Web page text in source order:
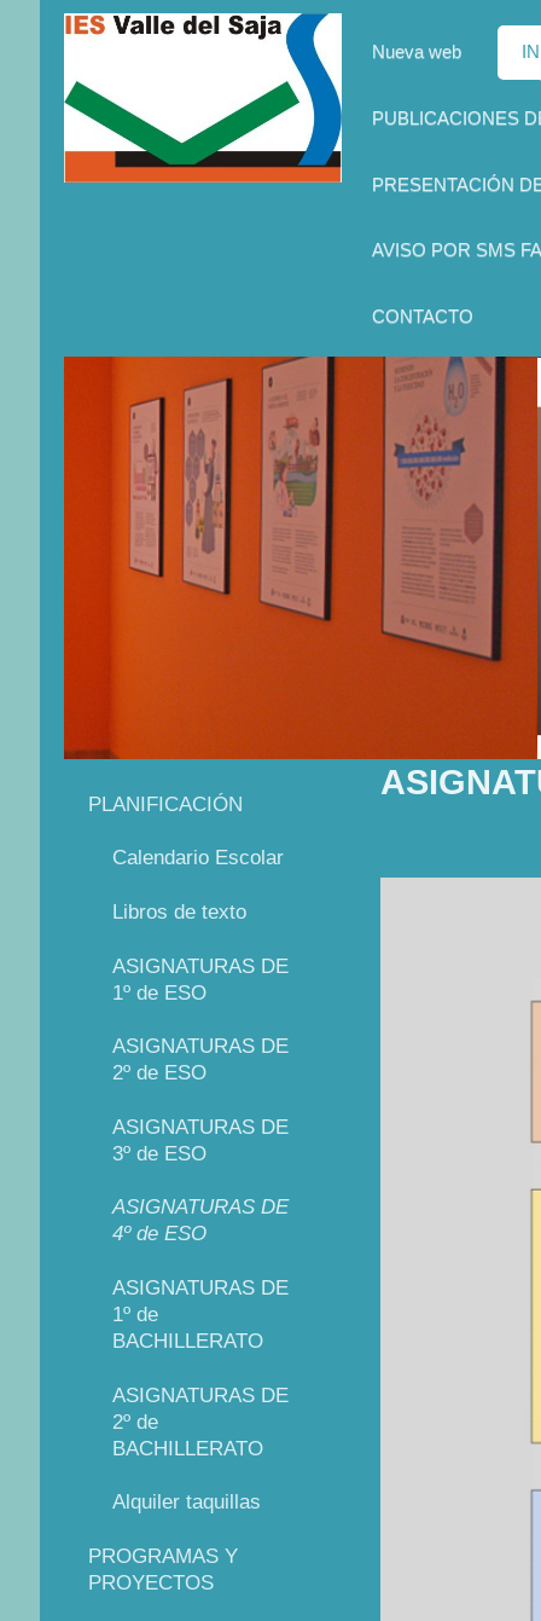
Nueva web
PUBLICACIONES
PRESENTACIÓN
AVISO POR SMS
CONTACTO
PLANIFICACIÓN
Calendario Escolar
Libros de texto
ASIGNATURAS DE
1º de ESO
ASIGNATURAS DE
2º de ESO
ASIGNATURAS DE
3º de ESO
ASIGNATURAS DE
4º de ESO
ASIGNATURAS DE
1º de
BACHILLERATO
ASIGNATURAS DE
2º de
BACHILLERATO
Alquiler taquillas
PROGRAMAS Y
PROYECTOS